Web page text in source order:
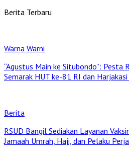
Berita Terbaru
Warna Warni
“Agustus Main ke Situbondo”: Pesta
Semarak HUT ke-81 RI dan
Berita
RSUD Bangil Sediakan Layanan
Jamaah Umrah, Haji, dan Pelaku